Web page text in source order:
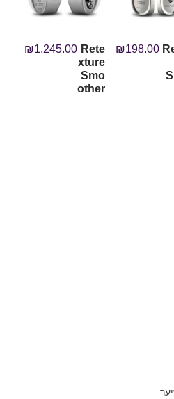
₪198.00
Rete
xture
Smo
other
₪1,245.00